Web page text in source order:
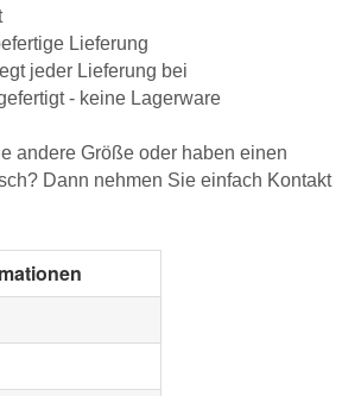
Lieferung
jeder Lieferung bei
- keine Lagerware
andere Größe oder haben einen
Dann nehmen Sie einfach Kontakt